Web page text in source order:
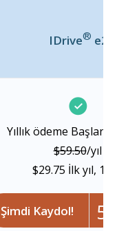
IDrive® e2
Yıllık ödeme
$59.50/yıl
$29.75 İlk yıl, 1
Şimdi Kaydol!